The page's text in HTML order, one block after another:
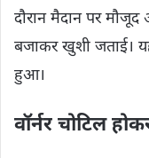
दौरान मैदान पर
बजाकर खुशी जताई।
हुआ।
वॉर्नर चोटिल